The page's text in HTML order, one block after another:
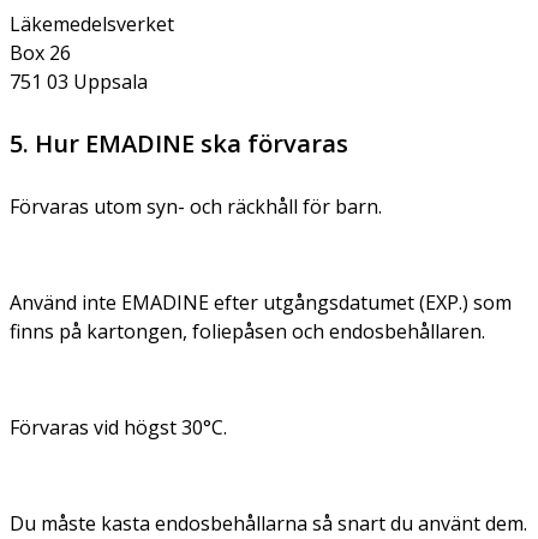
Läkemedelsverket
Box 26
751 03 Uppsala
5. Hur EMADINE ska förvaras
Förvaras utom syn- och räckhåll för barn.
Använd inte EMADINE efter utgångsdatumet (EXP.) som
finns på kartongen, foliepåsen och endosbehållaren.
Förvaras vid högst 30°C.
Du måste kasta endosbehållarna så snart du använt dem.